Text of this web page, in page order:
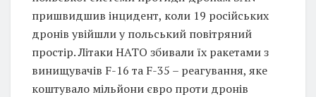
пришвидшив інцидент, коли 19 російських
дронів увійшли у польський повітряний
простір. Літаки НАТО збивали їх ракетами з
винищувачів F-16 та F-35 – реагування, яке
коштувало мільйони євро проти дронів